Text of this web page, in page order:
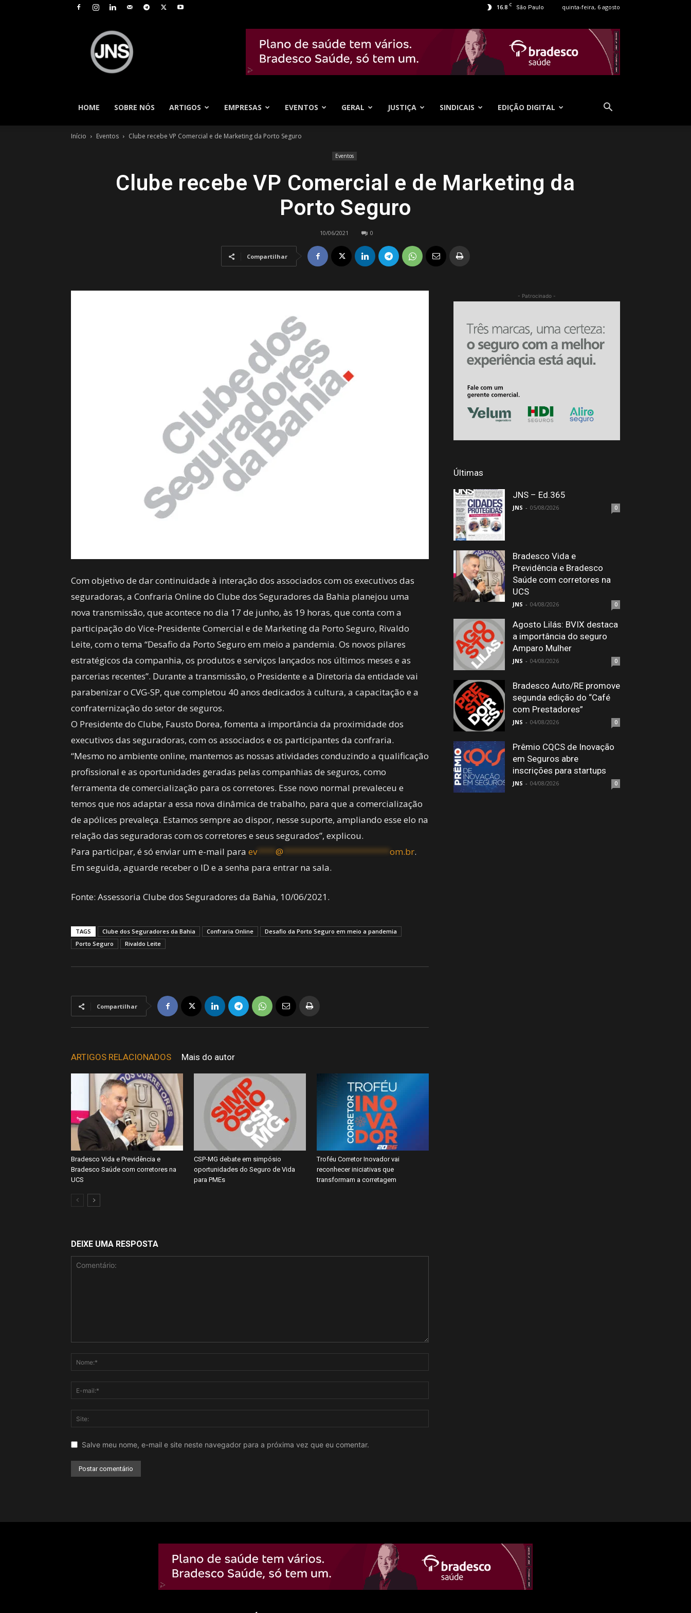
16.8 C São Paulo quinta-feira, 6 agosto
HOME
SOBRE NÓS ARTIGOS EMPRESAS EVENTOS GERAL JUSTIÇA SINDICAIS EDIÇÃO DIGITAL
Início Eventos Clube recebe VP Comercial e de Marketing da Porto Seguro
Eventos
Clube recebe VP Comercial e de Marketing da
Porto Seguro
10/06/2021 0
Compartilhar
Com objetivo de dar continuidade à interação dos associados com os executivos das
seguradoras, a Confraria Online do Clube dos Seguradores da Bahia planejou uma
nova transmissão, que acontece no dia 17 de junho, às 19 horas, que conta com a
participação do Vice-Presidente Comercial e de Marketing da Porto Seguro, Rivaldo
Leite, com o tema “Desafio da Porto Seguro em meio a pandemia. Os novos pilares
estratégicos da companhia, os produtos e serviços lançados nos últimos meses e as
parcerias recentes”. Durante a transmissão, o Presidente e a Diretoria da entidade vai
parabenizar o CVG-SP, que completou 40 anos dedicados à cultura, a capacitação e a
confraternização do setor de seguros.
O Presidente do Clube, Fausto Dorea, fomenta a importância da proximidade dos
executivos das seguradoras, com os associados e os participantes da confraria.
“Mesmo no ambiente online, mantemos as nossas atividades conduzindo a qualificação
profissional e as oportunidades geradas pelas companhias de seguros, como
ferramenta de comercialização para os corretores. Esse novo normal prevaleceu e
temos que nos adaptar a essa nova dinâmica de trabalho, para que a comercialização
de apólices prevaleça. Estamos sempre ao dispor, nesse suporte, ampliando esse elo na
relação das seguradoras com os corretores e seus segurados”, explicou.
Para participar, é só enviar um e-mail para ev**** @ *********************** om.br.
Em seguida, aguarde receber o ID e a senha para entrar na sala.
Fonte: Assessoria Clube dos Seguradores da Bahia, 10/06/2021.
TAGS Clube dos Seguradores da Bahia Confraria Online
Desafio da Porto Seguro em meio a pandemia
Porto Seguro
Rivaldo Leite
Compartilhar
ARTIGOS RELACIONADOS Mais do autor
Bradesco Vida e Previdência e
Bradesco Saúde com corretores na
UCS
CSP-MG debate em simpósio
oportunidades do Seguro de Vida
para PMEs
Troféu Corretor Inovador vai
reconhecer iniciativas que
transformam a corretagem
DEIXE UMA RESPOSTA
Salve meu nome, e-mail e site neste navegador para a próxima vez que eu comentar.
- Patrocinado -
Últimas
JNS – Ed.365
JNS - 05/08/2026 0
Bradesco Vida e
Previdência e Bradesco
Saúde com corretores na
UCS
JNS - 04/08/2026 0
Agosto Lilás: BVIX destaca
a importância do seguro
Amparo Mulher
JNS - 04/08/2026 0
Bradesco Auto/RE promove
segunda edição do “Café
com Prestadores”
JNS - 04/08/2026 0
Prêmio CQCS de Inovação
em Seguros abre
inscrições para startups
JNS - 04/08/2026 0